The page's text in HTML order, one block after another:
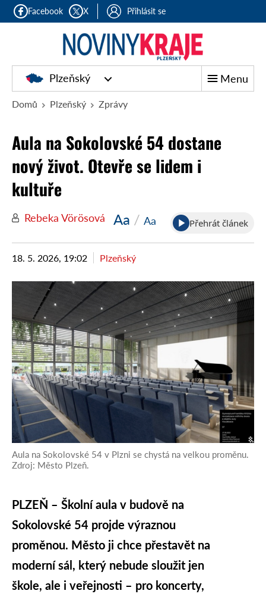
Facebook X Přihlásit se
Plzeňský Menu
Domů Plzeňský Zprávy
Aula na Sokolovské 54 dostane
nový život. Otevře se lidem i
kultuře
Rebeka Vörösová Aa / Aa Přehrát článek
18. 5. 2026, 19:02 Plzeňský
Aula na Sokolovské 54 v Plzni se chystá na velkou proměnu.
Zdroj: Město Plzeň.
PLZEŇ – Školní aula v budově na
Sokolovské 54 projde výraznou
proměnou. Město ji chce přestavět na
moderní sál, který nebude sloužit jen
škole, ale i veřejnosti – pro koncerty,